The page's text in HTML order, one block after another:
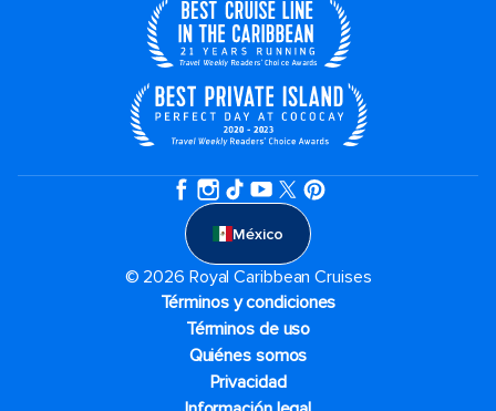
México
© 2026 Royal Caribbean Cruises
Términos y condiciones
Términos de uso
Quiénes somos
Privacidad